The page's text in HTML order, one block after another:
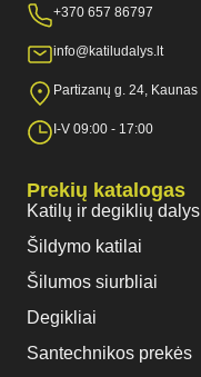
+370 657 86797
info@katiludalys.lt
Partizanų g. 24, Kaunas
I-V 09:00 - 17:00
Prekių katalogas
Katilų ir degiklių dalys
Šildymo katilai
Šilumos siurbliai
Degikliai
Santechnikos prekės